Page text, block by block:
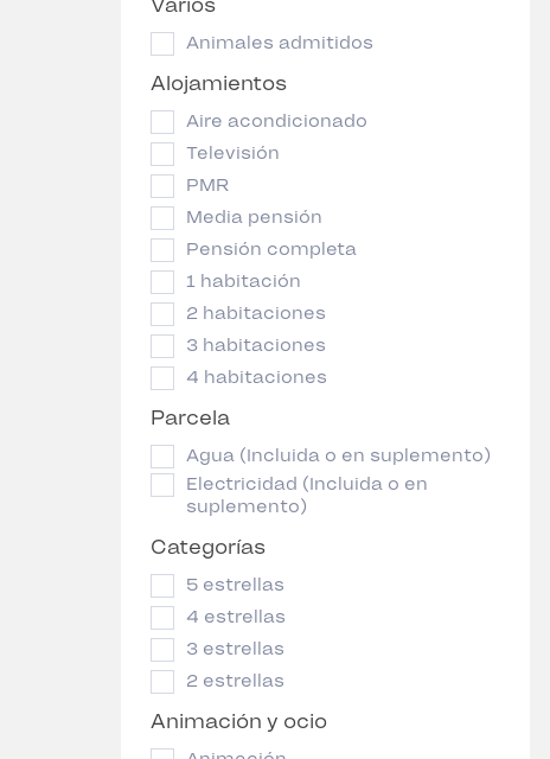
Varios
Animales admitidos
Alojamientos
Aire acondicionado
Televisión
PMR
Media pensión
Pensión completa
1 habitación
2 habitaciones
3 habitaciones
4 habitaciones
Parcela
Agua (Incluida o en suplemento)
Electricidad (Incluida o en
suplemento)
Categorías
5 estrellas
4 estrellas
3 estrellas
2 estrellas
Animación y ocio